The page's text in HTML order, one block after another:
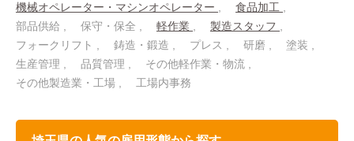
機械オペレーター・マシンオペレーター
食品加工
部品供給
保守・保全 軽作業
製造スタッフ
フォークリフト
鋳造・鍛造 プレス 研磨
塗装
生産管理
品質管理
その他軽作業・物流
その他製造業・工場
工場内事務